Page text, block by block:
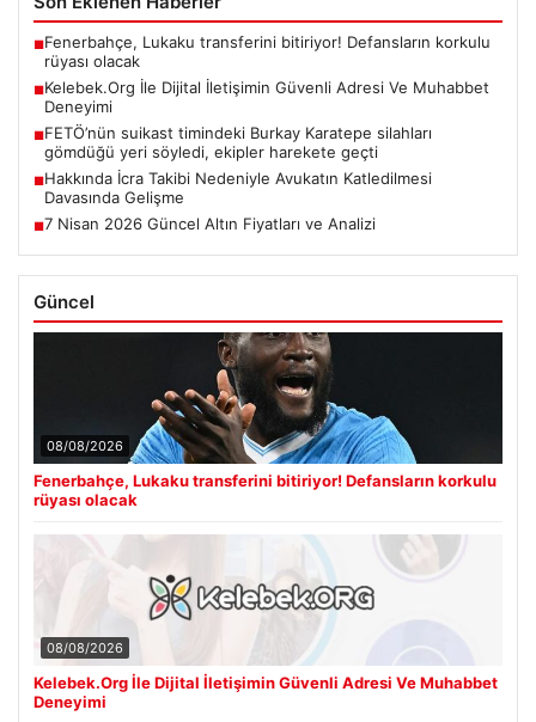
■Fenerbahçe, Lukaku transferini bitiriyor! Defansların korkulu
rüyası olacak
■Kelebek.Org İle Dijital İletişimin Güvenli Adresi Ve Muhabbet
Deneyimi
■FETÖ’nün suikast timindeki Burkay Karatepe silahları
gömdüğü yeri söyledi, ekipler harekete geçti
■Hakkında İcra Takibi Nedeniyle Avukatın Katledilmesi
Davasında Gelişme
■7 Nisan 2026 Güncel Altın Fiyatları ve Analizi
Güncel
08/08/2026
Fenerbahçe, Lukaku transferini bitiriyor! Defansların korkulu
rüyası olacak
08/08/2026
Kelebek.Org İle Dijital İletişimin Güvenli Adresi Ve Muhabbet
Deneyimi